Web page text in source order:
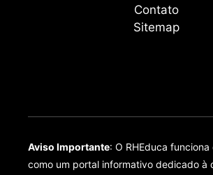
Contato
Sitemap
Aviso Importante: O RHEduca
como um portal informativo dedicado à